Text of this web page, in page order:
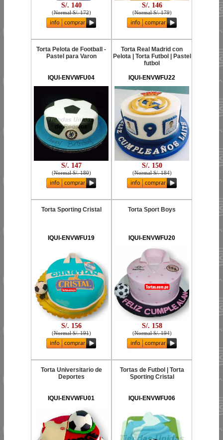
S/. 140
(Normal S/. 172)
S/. 146
(Normal S/. 179)
Torta Pelota de Football -
Pastel para Varon
IQUI-ENVWFU04
S/. 147
(Normal S/. 180)
Torta Real Madrid con
Pelota | Torta Futbol | Pastel
futbol
IQUI-ENVWFU22
S/. 150
(Normal S/. 184)
Torta Sporting Cristal
IQUI-ENVWFU19
S/. 156
(Normal S/. 191)
Torta Sport Boys
IQUI-ENVWFU20
S/. 158
(Normal S/. 194)
Torta Universitario de
Deportes
IQUI-ENVWFU01
Tortas de Futbol | Torta
Sporting Cristal
IQUI-ENVWFU06